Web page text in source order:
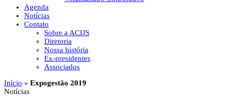
Agenda
Notícias
Contato
Sobre a ACIJS
Diretoria
Nossa história
Ex-presidentes
Associados
Início » Expogestão 2019
Notícias